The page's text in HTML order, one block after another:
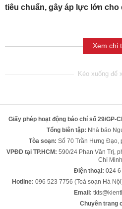
tiêu chuẩn, gây áp lực lớn cho
Xem chi
Giấy phép hoạt động báo chí số 29/GP-
Tổng biên tập: Nhà báo
Tòa soạn: Số 70 Trần Hưng Đạo,
VPĐD tại TP.HCM: 590/24 Phan Văn Trị,
Chí Minh.
Điện thoại: 024
Hotline: 096 523 7756 (Toà soạn Hà
Email:
Chuyên trang